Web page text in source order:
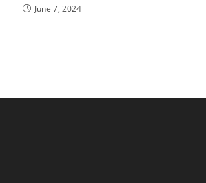
June 7, 2024